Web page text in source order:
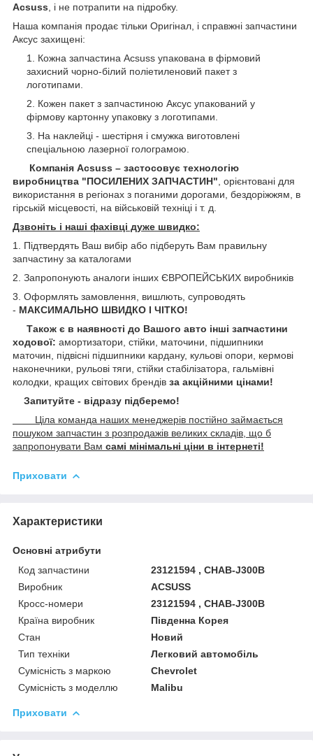
Acsuss , і не потрапити на підробку.
Наша компанія продає тільки Оригінал, і справжні запчастини
Аксус захищені:
Кожна запчастина Acsuss упакована в фірмовий
захисний чорно-білий поліетиленовий пакет з
логотипами.
Кожен пакет з запчастиною Аксус упакований у
фірмову картонну упаковку з логотипами.
На наклейці - шестірня і смужка виготовлені
спеціальною лазерної голограмою.
Компанія Acsuss – застосовує технологію
виробництва "ПОСИЛЕНИХ ЗАПЧАСТИН" , орієнтовані для
використання в регіонах з поганими дорогами, бездоріжжям, в
гірській місцевості, на військовій техніці і т. д.
Дзвоніть і наші фахівці дуже швидко:
1. Підтвердять Ваш вибір або підберуть Вам правильну
запчастину за каталогами
2. Запропонують аналоги інших ЄВРОПЕЙСЬКИХ виробників
3. Оформлять замовлення, вишлють, супроводять
- МАКСИМАЛЬНО ШВИДКО І ЧІТКО!
Також є в наявності до Вашого авто інші запчастини
ходової: амортизатори, стійки, маточини, підшипники
маточин, підвісні підшипники кардану, кульові опори, кермові
наконечники, рульові тяги, стійки стабілізатора, гальмівні
колодки, кращих світових брендів за акційними цінами!
Запитуйте - відразу підберемо!
Ціла команда наших менеджерів постійно займається
пошуком запчастин з розпродажів великих складів, що б
запропонувати Вам самі мінімальні ціни в інтернеті!
Приховати
Характеристики
Основні атрибути
Код запчастини
23121594 , CHAB-J300B
Виробник
ACSUSS
Кросс-номери
23121594 , CHAB-J300B
Країна виробник
Південна Корея
Стан
Новий
Тип техніки
Легковий автомобіль
Сумісність з маркою
Chevrolet
Сумісність з моделлю
Malibu
Приховати